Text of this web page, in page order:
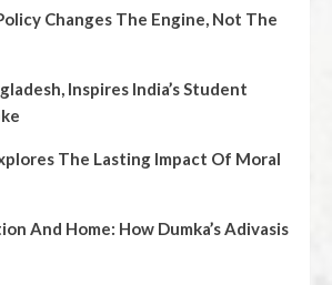
Changes The Engine, Not The
Inspires India’s Student
The Lasting Impact Of Moral
And Home: How Dumka’s Adivasis